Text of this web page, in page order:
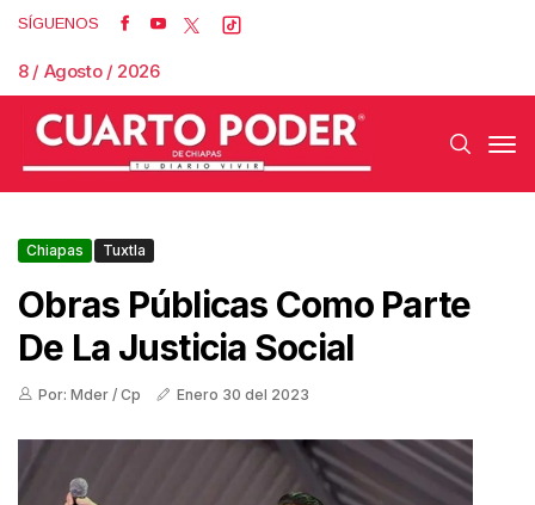
SÍGUENOS
8 / Agosto / 2026
Chiapas Tuxtla
Obras Públicas Como Parte
De La Justicia Social
Por: Mder / Cp Enero 30 del 2023